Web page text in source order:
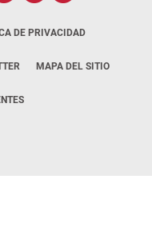
DE PRIVACIDAD
MAPA DEL SITIO